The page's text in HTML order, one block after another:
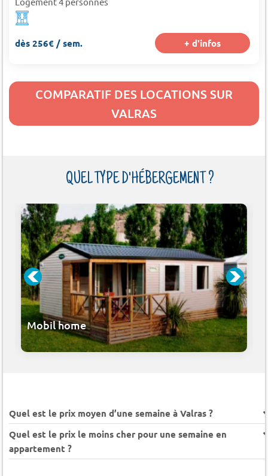
dès 256€ / sem. + d'infos
COMPARATIF DES LOCATIONS SUR
VALRAS
QUEL TYPE D'HÉBERGEMENT ?
Mobil home
Quel est le prix moyen d’une semaine à Valras ?
Quel est le prix le moins cher pour une semaine en
appartement ?